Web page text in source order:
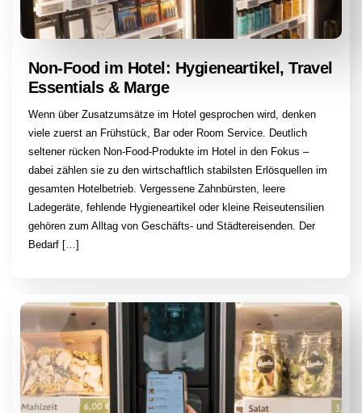
Non-Food im Hotel: Hygieneartikel, Travel
Essentials & Marge
Wenn über Zusatzumsätze im Hotel gesprochen wird, denken
viele zuerst an Frühstück, Bar oder Room Service. Deutlich
seltener rücken Non-Food-Produkte im Hotel in den Fokus –
dabei zählen sie zu den wirtschaftlich stabilsten Erlösquellen im
gesamten Hotelbetrieb. Vergessene Zahnbürsten, leere
Ladegeräte, fehlende Hygieneartikel oder kleine Reiseutensilien
gehören zum Alltag von Geschäfts- und Städtereisenden. Der
Bedarf […]